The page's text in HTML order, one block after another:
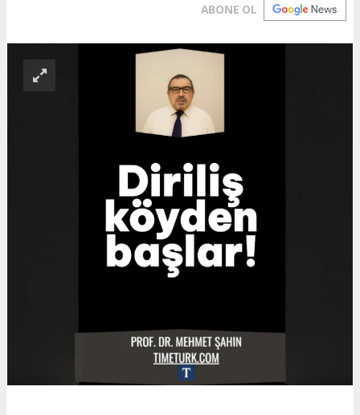
ABONE OL